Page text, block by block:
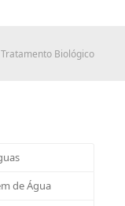
Tratamento Biológico
de Água